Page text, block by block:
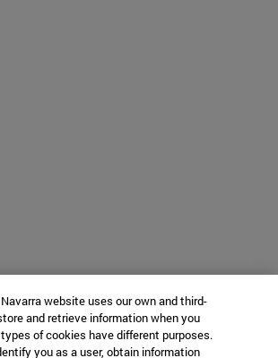
website uses our own and third-
and retrieve information when you
of cookies have different purposes.
you as a user, obtain information